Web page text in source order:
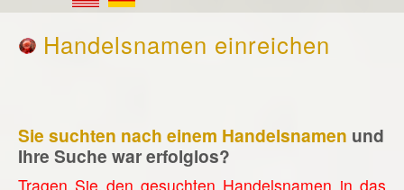
Handelsnamen einreichen
Sie suchten nach einem Handelsnamen und
Ihre Suche war erfolglos?
Tragen Sie den gesuchten Handelsnamen in das